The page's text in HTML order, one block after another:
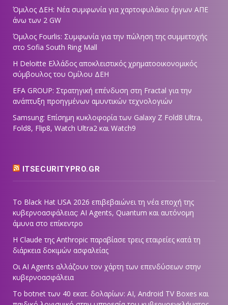
Όμιλος ΔΕΗ: Νέα συμφωνία για χαρτοφυλάκιο έργων ΑΠΕ
άνω των 2 GW
Όμιλος Fourlis: Συμφωνία για την πώληση της συμμετοχής
στο Sofia South Ring Mall
Η Deloitte Ελλάδος αποκλειστικός χρηματοοικονομικός
σύμβουλος του Ομίλου ΔΕΗ
EFA GROUP: Στρατηγική επένδυση στη Fractal για την
ανάπτυξη προηγμένων αμυντικών τεχνολογιών
Samsung: Επίσημη κυκλοφορία των Galaxy Z Fold8 Ultra,
Fold8, Flip8, Watch Ultra2 και Watch9
ITSECURITYPRO.GR
Το Black Hat USA 2026 επιβεβαιώνει τη νέα εποχή της
κυβερνοασφάλειας: AI Agents, Quantum και αυτόνομη
άμυνα στο επίκεντρο
Η Claude της Anthropic παραβίασε τρεις εταιρείες κατά τη
διάρκεια δοκιμών ασφαλείας
Οι AI Agents αλλάζουν τον χάρτη των επενδύσεων στην
κυβερνοασφάλεια
Το botnet των 40 εκατ. δολαρίων: AI, Android TV Boxes και